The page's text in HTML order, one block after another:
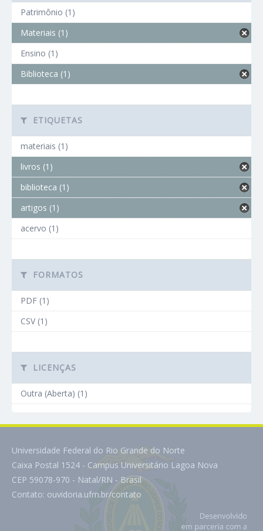
Patrimônio (1)
Materiais (1)
Ensino (1)
Biblioteca (1)
ETIQUETAS
materiais (1)
livros (1)
biblioteca (1)
artigos (1)
acervo (1)
FORMATOS
PDF (1)
CSV (1)
LICENÇAS
Outra (Aberta) (1)
Universidade Federal do Rio Grande do Norte
Caixa Postal 1524 - Campus Universitário Lagoa Nova
CEP 59078-970 - Natal/RN - Brasil
Contato: ouvidoria.ufrn.br/contato